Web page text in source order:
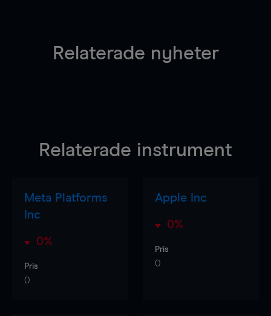
Relaterade nyheter
Relaterade instrument
Meta Platforms
Inc
0%
Pris
0
Apple Inc
0%
Pris
0